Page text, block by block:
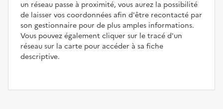
un réseau passe à proximité, vous aurez la possibilité
de laisser vos coordonnées afin d'être recontacté par
son gestionnaire pour de plus amples informations.
Vous pouvez également cliquer sur le tracé d'un
réseau sur la carte pour accéder à sa fiche
descriptive.